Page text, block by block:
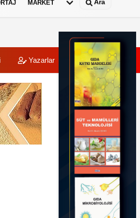
MARKET Ara
Yazarlar Üye Paneli